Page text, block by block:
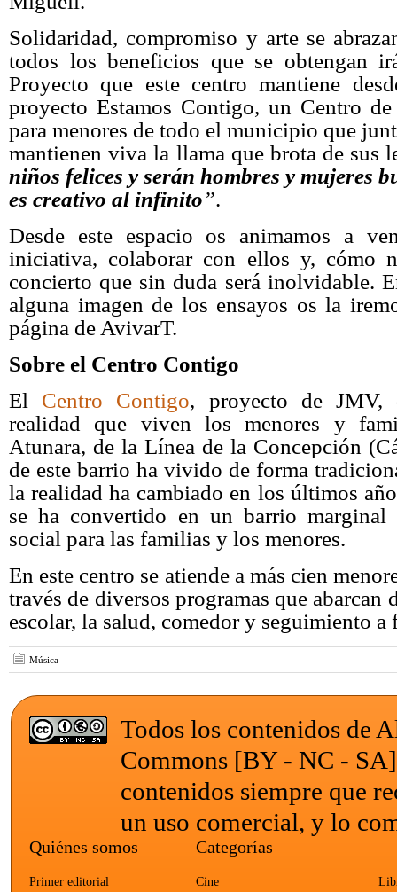
Solidaridad, compromiso y arte se
todos los beneficios que se obtengan
Proyecto que este centro mantiene
proyecto Estamos Contigo, un Centro
para menores de todo el municipio que
mantienen viva la llama que brota de sus
niños felices y serán hombres y mujeres
es creativo al infinito”.
Desde este espacio os animamos a
iniciativa, colaborar con ellos y, cómo
concierto que sin duda será inolvidable.
alguna imagen de los ensayos os la
página de AvivarT.
Sobre el Centro Contigo
El Centro Contigo, proyecto de JMV,
realidad que viven los menores y
Atunara, de la Línea de la Concepción
de este barrio ha vivido de forma
la realidad ha cambiado en los últimos
se ha convertido en un barrio
social para las familias y los menores.
En este centro se atiende a más cien
través de diversos programas que abarcan
escolar, la salud, comedor y seguimiento a
Música
Todos los contenidos de
Commons [BY - NC - SA]
contenidos siempre que
un uso comercial, y lo
Quiénes somos
Primer editorial
Categorías
Cine